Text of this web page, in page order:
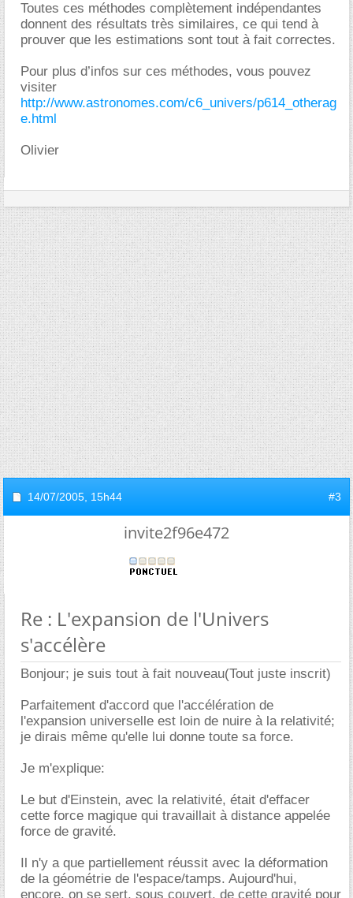
Toutes ces méthodes complètement indépendantes
donnent des résultats très similaires, ce qui tend à
prouver que les estimations sont tout à fait correctes.
Pour plus d’infos sur ces méthodes, vous pouvez
visiter
http://www.astronomes.com/c6_univers/p614_otherag
e.html
Olivier
14/07/2005, 15h44 #3
invite2f96e472
Re : L'expansion de l'Univers
s'accélère
Bonjour; je suis tout à fait nouveau(Tout juste inscrit)
Parfaitement d'accord que l'accélération de
l'expansion universelle est loin de nuire à la relativité;
je dirais même qu'elle lui donne toute sa force.
Je m'explique:
Le but d'Einstein, avec la relativité, était d'effacer
cette force magique qui travaillait à distance appelée
force de gravité.
Il n'y a que partiellement réussit avec la déformation
de la géométrie de l'espace/tamps. Aujourd'hui,
encore, on se sert, sous couvert, de cette gravité pour